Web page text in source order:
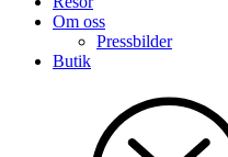
Om oss
Pressbilder
Butik